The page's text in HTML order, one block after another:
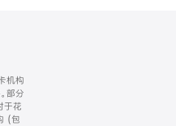
机构
部分
于花
(包